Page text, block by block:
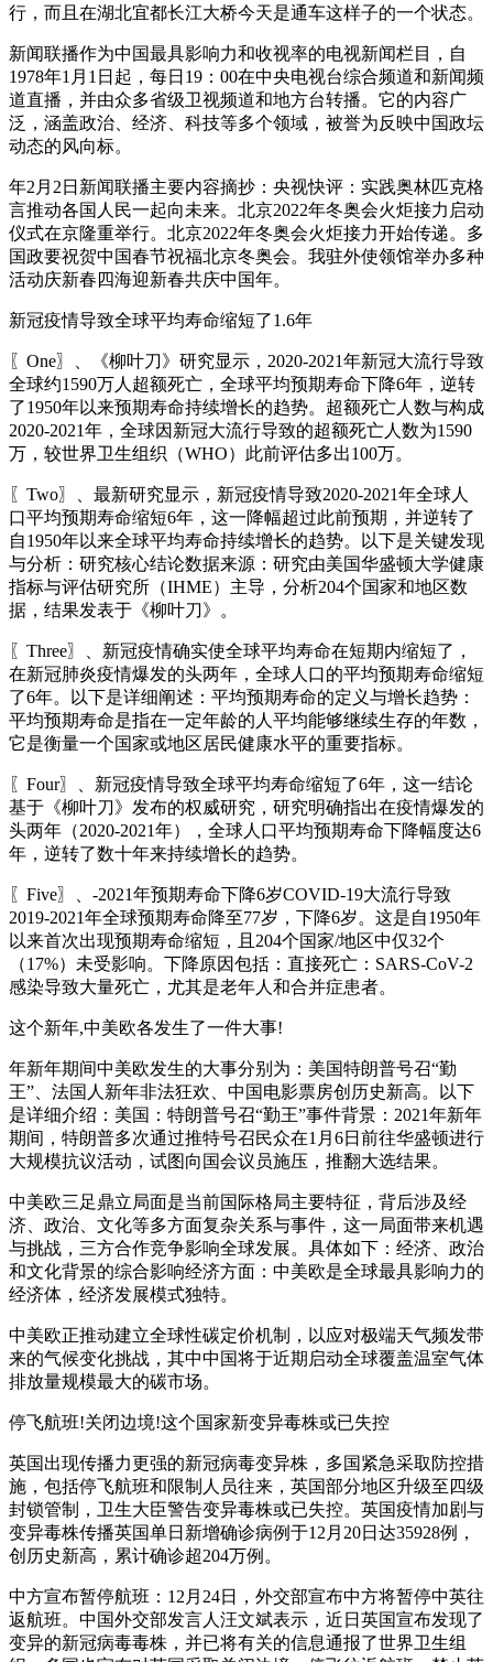
行，而且在湖北宜都长江大桥今天是通车这样子的一个状态。
新闻联播作为中国最具影响力和收视率的电视新闻栏目，自
1978年1月1日起，每日19：00在中央电视台综合频道和新闻频
道直播，并由众多省级卫视频道和地方台转播。它的内容广
泛，涵盖政治、经济、科技等多个领域，被誉为反映中国政坛
动态的风向标。
年2月2日新闻联播主要内容摘抄：央视快评：实践奥林匹克格
言推动各国人民一起向未来。北京2022年冬奥会火炬接力启动
仪式在京隆重举行。北京2022年冬奥会火炬接力开始传递。多
国政要祝贺中国春节祝福北京冬奥会。我驻外使领馆举办多种
活动庆新春四海迎新春共庆中国年。
新冠疫情导致全球平均寿命缩短了1.6年
〖One〗、《柳叶刀》研究显示，2020-2021年新冠大流行导致
全球约1590万人超额死亡，全球平均预期寿命下降6年，逆转
了1950年以来预期寿命持续增长的趋势。超额死亡人数与构成
2020-2021年，全球因新冠大流行导致的超额死亡人数为1590
万，较世界卫生组织（WHO）此前评估多出100万。
〖Two〗、最新研究显示，新冠疫情导致2020-2021年全球人
口平均预期寿命缩短6年，这一降幅超过此前预期，并逆转了
自1950年以来全球平均寿命持续增长的趋势。以下是关键发现
与分析：研究核心结论数据来源：研究由美国华盛顿大学健康
指标与评估研究所（IHME）主导，分析204个国家和地区数
据，结果发表于《柳叶刀》。
〖Three〗、新冠疫情确实使全球平均寿命在短期内缩短了，
在新冠肺炎疫情爆发的头两年，全球人口的平均预期寿命缩短
了6年。以下是详细阐述：平均预期寿命的定义与增长趋势：
平均预期寿命是指在一定年龄的人平均能够继续生存的年数，
它是衡量一个国家或地区居民健康水平的重要指标。
〖Four〗、新冠疫情导致全球平均寿命缩短了6年，这一结论
基于《柳叶刀》发布的权威研究，研究明确指出在疫情爆发的
头两年（2020-2021年），全球人口平均预期寿命下降幅度达6
年，逆转了数十年来持续增长的趋势。
〖Five〗、-2021年预期寿命下降6岁COVID-19大流行导致
2019-2021年全球预期寿命降至77岁，下降6岁。这是自1950年
以来首次出现预期寿命缩短，且204个国家/地区中仅32个
（17%）未受影响。下降原因包括：直接死亡：SARS-CoV-2
感染导致大量死亡，尤其是老年人和合并症患者。
这个新年,中美欧各发生了一件大事!
年新年期间中美欧发生的大事分别为：美国特朗普号召“勤
王”、法国人新年非法狂欢、中国电影票房创历史新高。以下
是详细介绍：美国：特朗普号召“勤王”事件背景：2021年新年
期间，特朗普多次通过推特号召民众在1月6日前往华盛顿进行
大规模抗议活动，试图向国会议员施压，推翻大选结果。
中美欧三足鼎立局面是当前国际格局主要特征，背后涉及经
济、政治、文化等多方面复杂关系与事件，这一局面带来机遇
与挑战，三方合作竞争影响全球发展。具体如下：经济、政治
和文化背景的综合影响经济方面：中美欧是全球最具影响力的
经济体，经济发展模式独特。
中美欧正推动建立全球性碳定价机制，以应对极端天气频发带
来的气候变化挑战，其中中国将于近期启动全球覆盖温室气体
排放量规模最大的碳市场。
停飞航班!关闭边境!这个国家新变异毒株或已失控
英国出现传播力更强的新冠病毒变异株，多国紧急采取防控措
施，包括停飞航班和限制人员往来，英国部分地区升级至四级
封锁管制，卫生大臣警告变异毒株或已失控。英国疫情加剧与
变异毒株传播英国单日新增确诊病例于12月20日达35928例，
创历史新高，累计确诊超204万例。
中方宣布暂停航班：12月24日，外交部宣布中方将暂停中英往
返航班。中国外交部发言人汪文斌表示，近日英国宣布发现了
变异的新冠病毒毒株，并已将有关的信息通报了世界卫生组